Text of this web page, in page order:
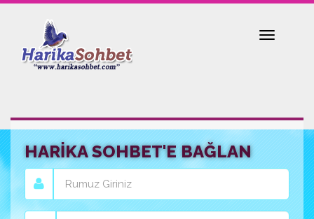
Toggle
HARİKA SOHBET'E BAĞLAN